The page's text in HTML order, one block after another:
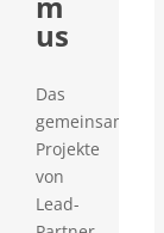
us
Das
gemeinsame
Projekte
von
Lead-